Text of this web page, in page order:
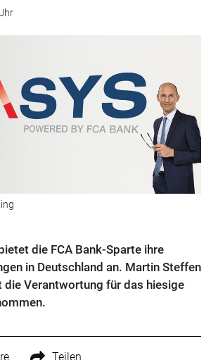
die FCA Bank-Sparte ihre
in Deutschland an. Martin Steffen
die Verantwortung für das hiesige
Teilen